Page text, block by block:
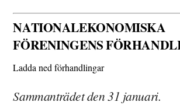
NATIONALEKONOMISKA
FÖRENINGENS
Ladda ned förhandlingar
Sammanträdet den 31 januari.